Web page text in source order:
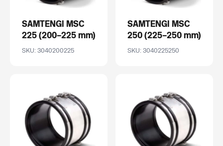
SAMTENGI MSC
225 (200–225 mm)
SKU: 3040200225
SAMTENGI MSC
250 (225–250 mm)
SKU: 3040225250